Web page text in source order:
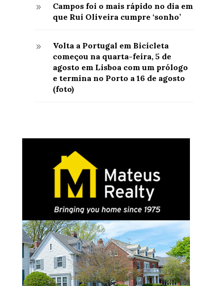
9
Campos foi o mais rápido no dia em
que Rui Oliveira cumpre ‘sonho’
9
Volta a Portugal em Bicicleta
começou na quarta-feira, 5 de
agosto em Lisboa com um prólogo
e termina no Porto a 16 de agosto
(foto)